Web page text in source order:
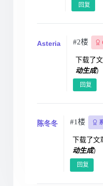
回复
Asteria #2楼
下载了
动生成）
回复
陈冬冬 #1楼
下载了文
动生成）
回复